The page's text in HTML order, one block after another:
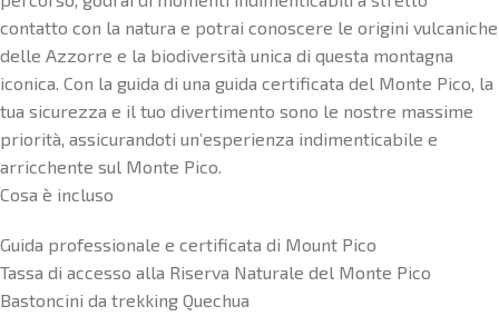
contatto con la natura e potrai conoscere le origini vulcaniche
delle Azzorre e la biodiversità unica di questa montagna
iconica. Con la guida di una guida certificata del Monte Pico, la
tua sicurezza e il tuo divertimento sono le nostre massime
priorità, assicurandoti un’esperienza indimenticabile e
arricchente sul Monte Pico.
Cosa è incluso
Guida professionale e certificata di Mount Pico
Tassa di accesso alla Riserva Naturale del Monte Pico
Bastoncini da trekking Quechua